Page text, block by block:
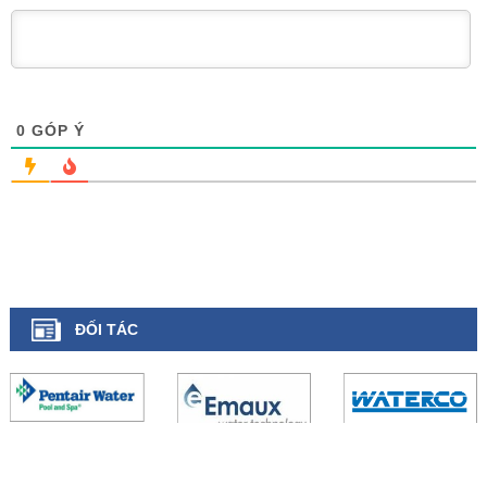
0 GÓP Ý
ĐỐI TÁC